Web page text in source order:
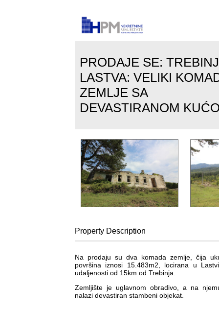
PRODAJE SE:
LASTVA: VELIKI
ZEMLJE SA
DEVASTIRANOM
Property Description
Na prodaju su dva komada zemlje, čija
površina iznosi 15.483m2, locirana u
udaljenosti od 15km od Trebinja.
Zemljište je uglavnom obradivo, a na
nalazi devastiran stambeni objekat.